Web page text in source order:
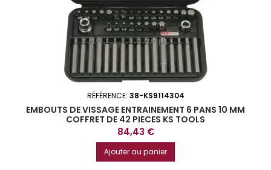
RÉFÉRENCE: 38-KS9114304
EMBOUTS DE VISSAGE ENTRAINEMENT 6 PANS 10 MM
COFFRET DE 42 PIECES KS TOOLS
Prix
84,43 €
Ajouter au panier